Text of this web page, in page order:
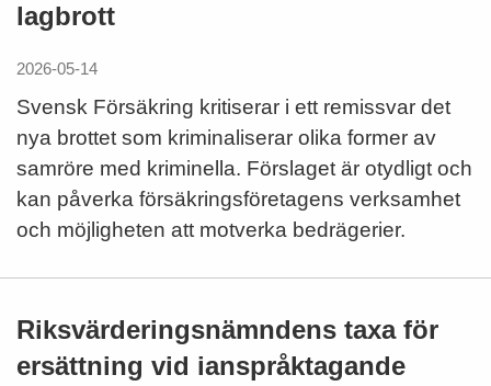
lagbrott
2026-05-14
Svensk Försäkring kritiserar i ett remissvar det
nya brottet som kriminaliserar olika former av
samröre med kriminella. Förslaget är otydligt och
kan påverka försäkringsföretagens verksamhet
och möjligheten att motverka bedrägerier.
Riksvärderingsnämndens taxa för
ersättning vid ianspråktagande